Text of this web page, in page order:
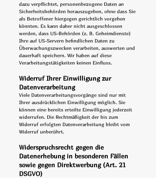
dazu verpflichtet, personenbezogene Daten an
Sicherheitsbehörden herauszugeben, ohne dass Sie
als Betroffener hiergegen gerichtlich vorgehen
könnten. Es kann daher nicht ausgeschlossen
werden, dass US-Behörden (z. B. Geheimdienste)
Ihre auf US-Servern befindlichen Daten zu
Überwachungszwecken verarbeiten, auswerten und
dauerhaft speichern. Wir haben auf diese
Verarbeitungstätigkeiten keinen Einfluss.
Widerruf Ihrer Einwilligung zur
Datenverarbeitung
Viele Datenverarbeitungsvorgänge sind nur mit
Ihrer ausdrücklichen Einwilligung möglich. Sie
können eine bereits erteilte Einwilligung jederzeit
widerrufen. Die Rechtmäßigkeit der bis zum
Widerruf erfolgten Datenverarbeitung bleibt vom
Widerruf unberührt.
Widerspruchsrecht gegen die
Datenerhebung in besonderen Fällen
sowie gegen Direktwerbung (Art. 21
DSGVO)